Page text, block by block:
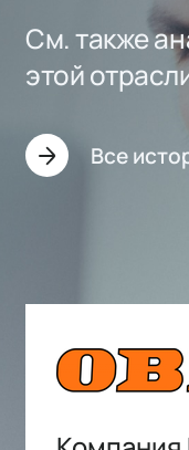
См. также
этой
Все